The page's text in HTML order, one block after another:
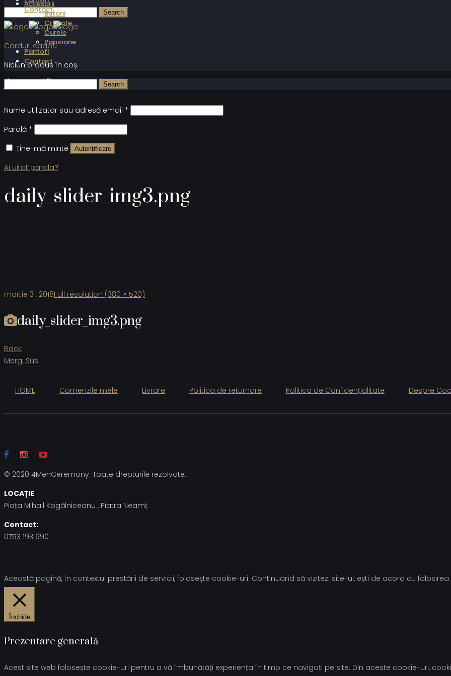
Contact
Carduri cadou
Niciun produs în coș.
Accesorii
Butoni
Cravate
Curele
Papioane
Pantofi
Contact
Autentificare
Nume utilizator sau adresă email *
Parolă *
Ține-mă minte
Autentificare
Ai uitat parola?
daily_slider_img3.png
martie 31, 2018Full resolution (380 × 520)
daily_slider_img3.png
Back
Mergi Sus
HOME Comenzile mele Livrare Politica de returnare Politica de Confidențialitate Despre
© 2020 4MenCeremony. Toate drepturile rezolvate.
LOCAȚIE
Piața Mihail Kogălniceanu , Piatra Neamț
Contact:
0753 193 690
Această pagină, în contextul prestării de servicii, foloseşte cookie-uri. Continuând să vizitezi site-ul, ești de acord cu folosirea
Închide
Prezentare generală
Acest site web folosește cookie-uri pentru a vă îmbunătăți experiența în timp ce navigați pe site. Din aceste cookie-uri,